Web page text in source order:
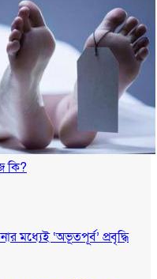
কি?
মধ্যেই ‘অভূতপূর্ব’ প্রবৃদ্ধি